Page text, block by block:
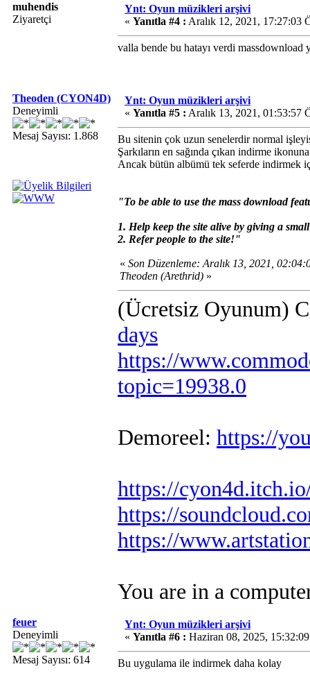
muhendis
Ziyaretçi
Ynt: Oyun müzikleri arşivi
« Yanıtla #4 : Aralık 12, 2021, 17:27:03
valla bende bu hatayı verdi massdownload
Theoden (CYON4D)
Deneyimli
Mesaj Sayısı: 1.868
Ynt: Oyun müzikleri arşivi
« Yanıtla #5 : Aralık 13, 2021, 01:53:57
Bu sitenin çok uzun senelerdir normal
Şarkıların en sağında çıkan indirme
Ancak bütün albümü tek seferde indirmek
"To be able to use the mass download
1. Help keep the site alive by giving a
2. Refer people to the site!"
« Son Düzenleme: Aralık 13, 2021,
Theoden (Arethrid) »
(Ücretsiz Oyunum)
days
https://
topic=19938.0
Demoreel: https://
https://
https://
https://
You are in a
feuer
Deneyimli
Mesaj Sayısı: 614
Ynt: Oyun müzikleri arşivi
« Yanıtla #6 : Haziran 08, 2025,
Bu uygulama ile indirmek daha kolay